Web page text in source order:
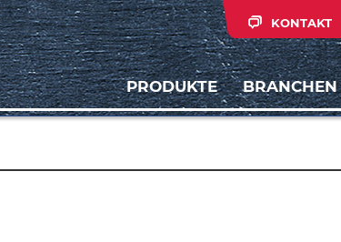
KONTAKT
PRODUKTE BRANCHEN